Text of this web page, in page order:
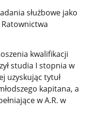
służbowe jako
kwalifikacji
studia I stopnia w
uzyskując tytuł
kapitana, a
w A.R. w